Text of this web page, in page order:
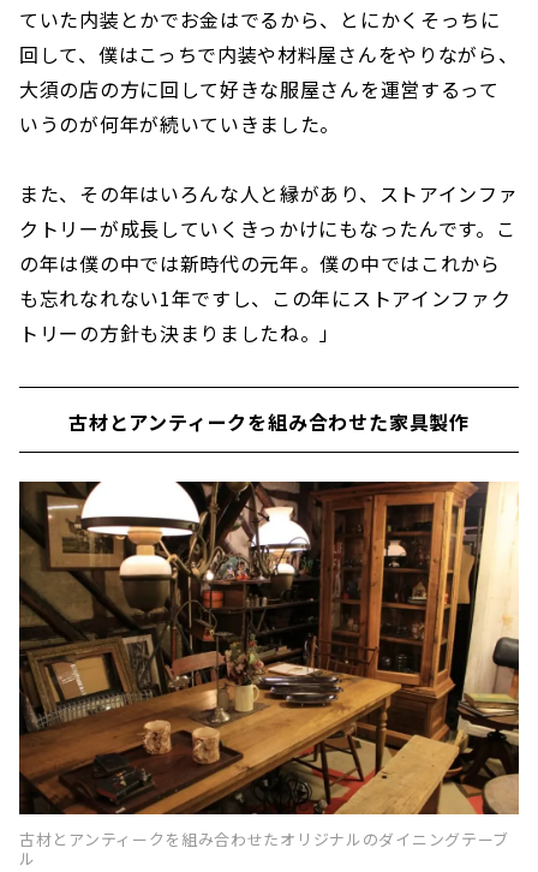
ていた内装とかでお金はでるから、とにかくそっちに
回して、僕はこっちで内装や材料屋さんをやりながら、
大須の店の方に回して好きな服屋さんを運営するって
いうのが何年が続いていきました。
また、その年はいろんな人と縁があり、ストアインファ
クトリーが成長していくきっかけにもなったんです。こ
の年は僕の中では新時代の元年。僕の中ではこれから
も忘れなれない1年ですし、この年にストアインファク
トリーの方針も決まりましたね。」
古材とアンティークを組み合わせた家具製作
古材とアンティークを組み合わせたオリジナルのダイニングテーブ
ル